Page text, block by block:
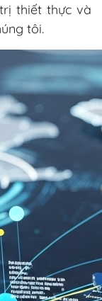
thiết thực và
tôi.